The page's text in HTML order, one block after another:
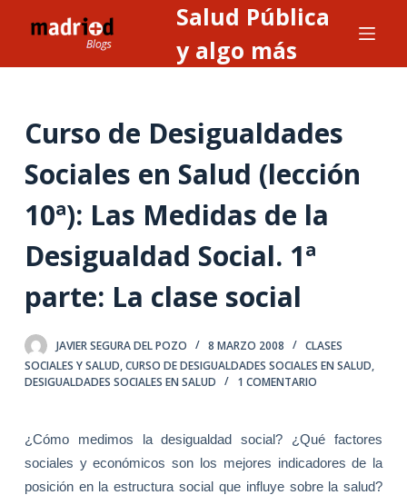
l
a
d
Salud Pública
y algo más
Curso de Desigualdades
Sociales en Salud (lección
10ª): Las Medidas de la
Desigualdad Social. 1ª
parte: La clase social
JAVIER SEGURA DEL POZO 8 MARZO 2008
CLASES
SOCIALES Y SALUD,CURSO DE DESIGUALDADES SOCIALES EN SALUD,
DESIGUALDADES SOCIALES EN SALUD
1 COMENTARIO
¿Cómo medimos la desigualdad social? ¿Qué factores
sociales y económicos son los mejores indicadores de la
posición en la estructura social que influye sobre la salud?